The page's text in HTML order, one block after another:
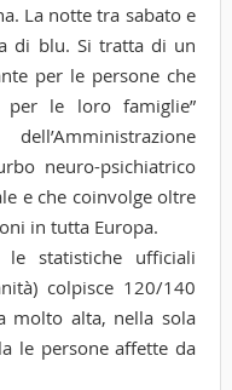
La notte tra sabato e
di blu. Si tratta di un
per le persone che
le loro famiglie”
neuro-psichiatrico
e che coinvolge oltre
in tutta Europa.
le statistiche ufficiali
colpisce 120/140
molto alta, nella sola
le persone affette da